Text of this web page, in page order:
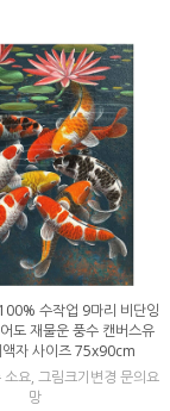
수작업 9마리 비단잉
도 재물운 풍수 캔버스유
액자 사이즈 75x90cm
요, 그림크기변경 문의요
망